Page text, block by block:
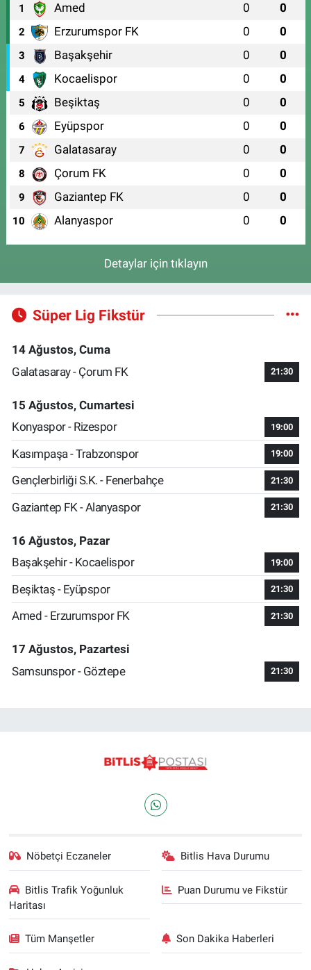
1 Amed 0 0
2 Erzurumspor FK 0 0
3 Başakşehir 0 0
4 Kocaelispor 0 0
5 Beşiktaş 0 0
6 Eyüpspor 0 0
7 Galatasaray 0 0
8 Çorum FK 0 0
9 Gaziantep FK 0 0
10 Alanyaspor 0 0
Detaylar için tıklayın
Süper Lig Fikstür
14 Ağustos, Cuma
Galatasaray - Çorum FK
21:30
15 Ağustos, Cumartesi
Konyaspor - Rizespor
19:00
Kasımpaşa - Trabzonspor 19:00
Gençlerbirliği S.K. - Fenerbahçe 21:30
Gaziantep FK - Alanyaspor 21:30
16 Ağustos, Pazar
Başakşehir - Kocaelispor
19:00
Beşiktaş - Eyüpspor 21:30
Amed - Erzurumspor FK 21:30
17 Ağustos, Pazartesi
Samsunspor - Göztepe
21:30
Nöbetçi Eczaneler Bitlis Hava Durumu
Bitlis Trafik Yoğunluk
Haritası
Puan Durumu ve Fikstür
Tüm Manşetler Son Dakika Haberleri